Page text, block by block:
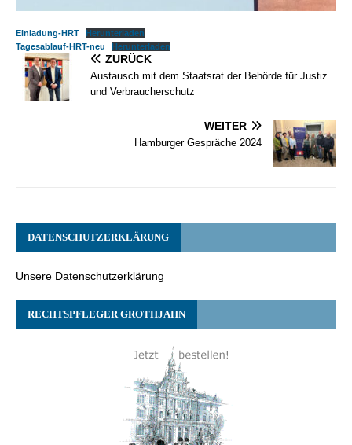
Einladung-HRT
Herunterladen
Tagesablauf-HRT-neu
Herunterladen
ZURÜCK
Austausch mit dem Staatsrat der Behörde für Justiz
und Verbraucherschutz
WEITER
Hamburger Gespräche 2024
DATENSCHUTZERKLÄRUNG
Unsere Datenschutzerklärung
RECHTSPFLEGER GROTHJAHN